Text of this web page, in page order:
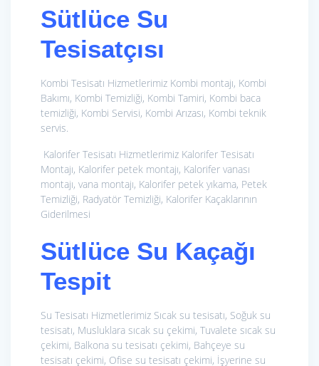
Sütlüce Su
Tesisatçısı
Kombi Tesisatı Hizmetlerimiz Kombi montajı, Kombi
Bakımı, Kombi Temizliği, Kombi Tamiri, Kombi baca
temizliği, Kombi Servisi, Kombi Arızası, Kombi teknik
servis.
Kalorifer Tesisatı Hizmetlerimiz Kalorifer Tesisatı
Montajı, Kalorifer petek montajı, Kalorifer vanası
montajı, vana montajı, Kalorifer petek yıkama, Petek
Temizliği, Radyatör Temizliği, Kalorifer Kaçaklarının
Giderilmesi
Sütlüce Su Kaçağı
Tespit
Su Tesisatı Hizmetlerimiz Sıcak su tesisatı, Soğuk su
tesisatı, Musluklara sıcak su çekimi, Tuvalete sıcak su
çekimi, Balkona su tesisatı çekimi, Bahçeye su
tesisatı çekimi, Ofise su tesisatı çekimi, İşyerine su